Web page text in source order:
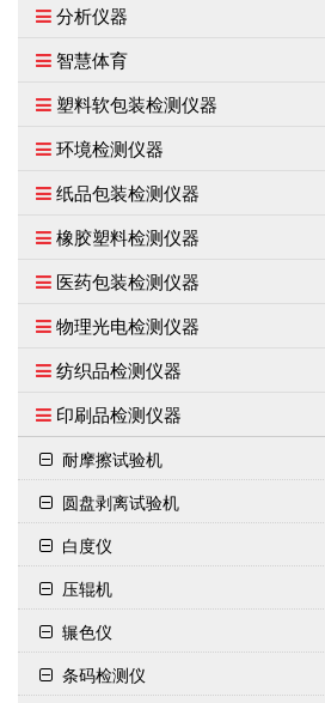
分析仪器
智慧体育
塑料软包装检测仪器
环境检测仪器
纸品包装检测仪器
橡胶塑料检测仪器
医药包装检测仪器
物理光电检测仪器
纺织品检测仪器
印刷品检测仪器
耐摩擦试验机
圆盘剥离试验机
白度仪
压辊机
辗色仪
条码检测仪